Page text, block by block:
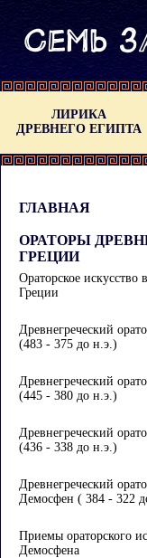
ЛИРИКА
ДРЕВНЕГО ЕГИПТА
ГЛАВНАЯ
ОРАТОРЫ
ГРЕЦИИ
Ораторское искусство
Греции
Древнегреческий
(483 - 375 до н.э.)
Древнегреческий
(445 - 380 до н.э.)
Древнегреческий
(436 - 338 до н.э.)
Древнегреческий
Демосфен ( 384 - 322
Приемы ораторского
Демосфена